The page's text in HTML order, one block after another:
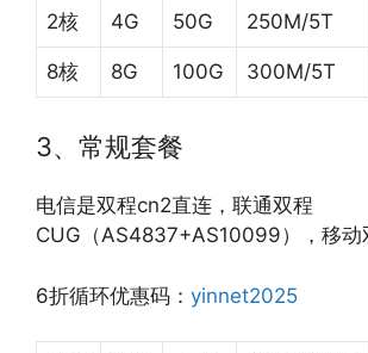
2核 4G 50G 250M/5T
8核 8G 100G 300M/5T
3、常规套餐
电信是双程cn2直连，联通双程
CUG（AS4837+AS10099），移动
6折循环优惠码： yinnet2025